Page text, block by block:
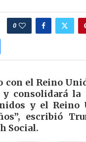
0
con el Reino
consolidará la
y el Reino
escribió
Social.